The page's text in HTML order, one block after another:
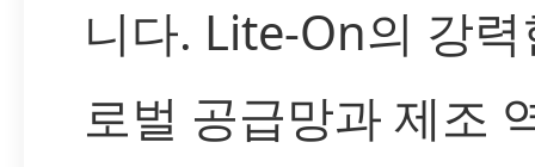
니다. Lite-On의 강
로벌 공급망과 제조